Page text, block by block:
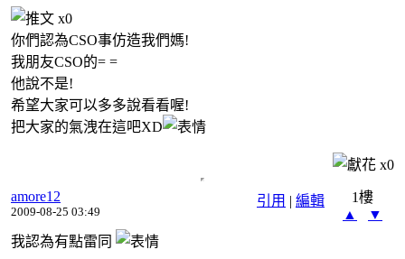
x0
你們認為CSO事仿造我們媽!
我朋友CSO的= =
他說不是!
希望大家可以多多說看看喔!
把大家的氣洩在這吧XD
x0
引用 | 編輯
amore12
2009-08-25 03:49
1樓
▲
▼
我認為有點雷同